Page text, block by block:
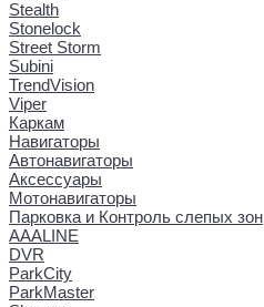
Stealth
Stonelock
Street Storm
Subini
TrendVision
Viper
Каркам
Навигаторы
Автонавигаторы
Аксессуары
Мотонавигаторы
Парковка и Контроль слепых зон
AAALINE
DVR
ParkCity
ParkMaster